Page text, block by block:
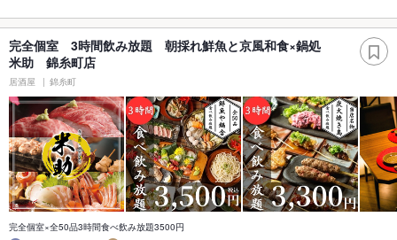
完全個室 3時間飲み放題 朝採れ鮮魚と京風和食×鍋処
米助 錦糸町店
居酒屋 錦糸町
完全個室×全50品3時間食べ飲み放題3500円